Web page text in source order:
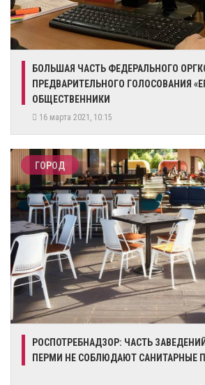
БОЛЬШАЯ ЧАСТЬ ФЕДЕРАЛЬНОГО
ПРЕДВАРИТЕЛЬНОГО ГОЛОСОВАНИЯ
ОБЩЕСТВЕННИКИ
16 марта 2021, 10:15
ГОРОД
​РОСПОТРЕБНАДЗОР: ЧАСТЬ
ПЕРМИ НЕ СОБЛЮДАЮТ САНИТАРНЫЕ